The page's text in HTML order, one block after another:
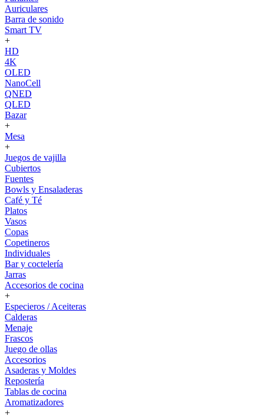
Auriculares
Barra de sonido
Smart TV
+
HD
4K
OLED
NanoCell
QNED
QLED
Bazar
+
Mesa
+
Juegos de vajilla
Cubiertos
Fuentes
Bowls y Ensaladeras
Café y Té
Platos
Vasos
Copas
Copetineros
Individuales
Bar y coctelería
Jarras
Accesorios de cocina
+
Especieros / Aceiteras
Calderas
Menaje
Frascos
Juego de ollas
Accesorios
Asaderas y Moldes
Repostería
Tablas de cocina
Aromatizadores
+